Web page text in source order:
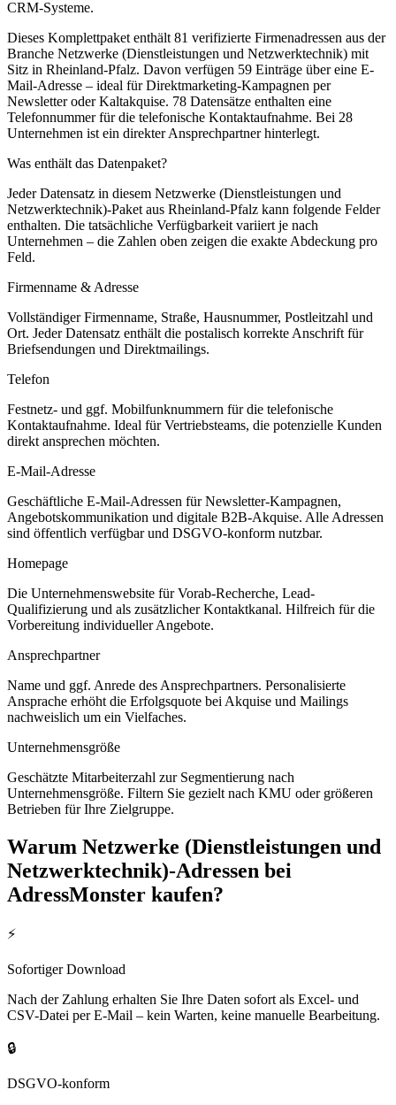
CRM-Systeme.
Dieses Komplettpaket enthält 81 verifizierte Firmenadressen aus der
Branche Netzwerke (Dienstleistungen und Netzwerktechnik) mit
Sitz in Rheinland-Pfalz. Davon verfügen 59 Einträge über eine E-
Mail-Adresse – ideal für Direktmarketing-Kampagnen per
Newsletter oder Kaltakquise. 78 Datensätze enthalten eine
Telefonnummer für die telefonische Kontaktaufnahme. Bei 28
Unternehmen ist ein direkter Ansprechpartner hinterlegt.
Was enthält das Datenpaket?
Jeder Datensatz in diesem Netzwerke (Dienstleistungen und
Netzwerktechnik)-Paket aus Rheinland-Pfalz kann folgende Felder
enthalten. Die tatsächliche Verfügbarkeit variiert je nach
Unternehmen – die Zahlen oben zeigen die exakte Abdeckung pro
Feld.
Firmenname & Adresse
Vollständiger Firmenname, Straße, Hausnummer, Postleitzahl und
Ort. Jeder Datensatz enthält die postalisch korrekte Anschrift für
Briefsendungen und Direktmailings.
Telefon
Festnetz- und ggf. Mobilfunknummern für die telefonische
Kontaktaufnahme. Ideal für Vertriebsteams, die potenzielle Kunden
direkt ansprechen möchten.
E-Mail-Adresse
Geschäftliche E-Mail-Adressen für Newsletter-Kampagnen,
Angebotskommunikation und digitale B2B-Akquise. Alle Adressen
sind öffentlich verfügbar und DSGVO-konform nutzbar.
Homepage
Die Unternehmenswebsite für Vorab-Recherche, Lead-
Qualifizierung und als zusätzlicher Kontaktkanal. Hilfreich für die
Vorbereitung individueller Angebote.
Ansprechpartner
Name und ggf. Anrede des Ansprechpartners. Personalisierte
Ansprache erhöht die Erfolgsquote bei Akquise und Mailings
nachweislich um ein Vielfaches.
Unternehmensgröße
Geschätzte Mitarbeiterzahl zur Segmentierung nach
Unternehmensgröße. Filtern Sie gezielt nach KMU oder größeren
Betrieben für Ihre Zielgruppe.
Warum Netzwerke (Dienstleistungen und
Netzwerktechnik)-Adressen bei
AdressMonster kaufen?
⚡
Sofortiger Download
Nach der Zahlung erhalten Sie Ihre Daten sofort als Excel- und
CSV-Datei per E-Mail – kein Warten, keine manuelle Bearbeitung.
🔒
DSGVO-konform